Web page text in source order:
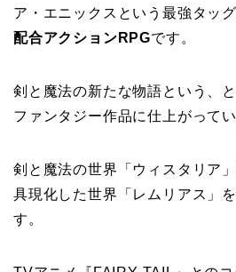
ア・エニックスという最強タッグ
配合アクションRPGです。
剣と魔法の新たな物語という、
ファンタジー作品に仕上がってい
剣と魔法の世界「ウィスタリア
具現化した世界「レムリアス」
す。